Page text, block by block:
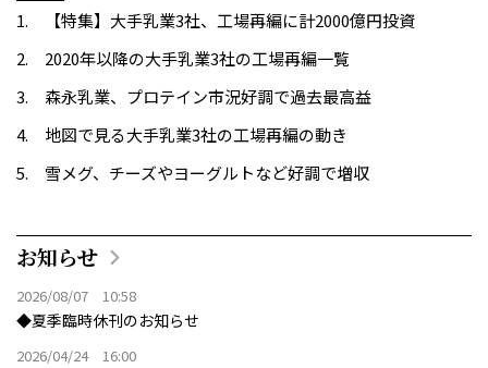
【特集】大手乳業3社、工場再編に計2000億円投資
2020年以降の大手乳業3社の工場再編一覧
森永乳業、プロテイン市況好調で過去最高益
地図で見る大手乳業3社の工場再編の動き
雪メグ、チーズやヨーグルトなど好調で増収
お知らせ
2026/08/07 10:58
◆夏季臨時休刊のお知らせ
2026/04/24 16:00